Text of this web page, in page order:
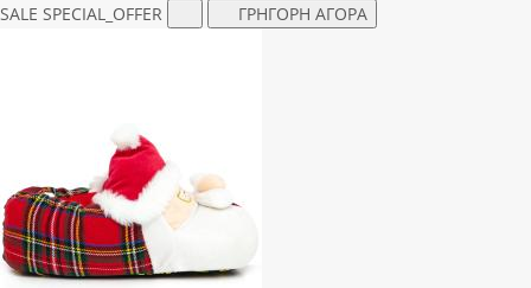
SALE SPECIAL_OFFER ΓΡΗΓΟΡΗ ΑΓΟΡΑ